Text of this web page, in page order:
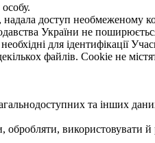
доступ необмеженому
України не
для ідентифікації
файлів. Cookie не
та інших
використовувати